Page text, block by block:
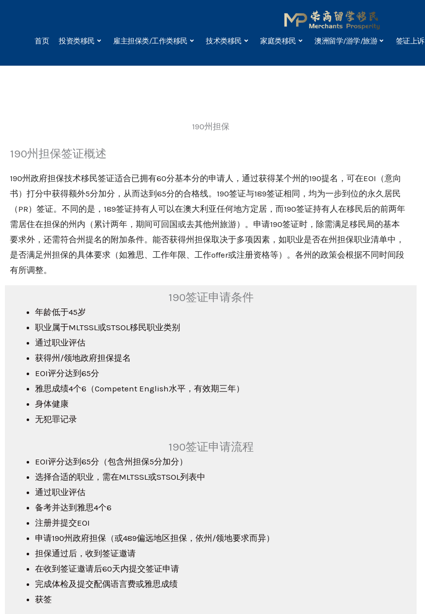
首页 投资类移民 雇主担保类/工作类移民 技术类移民 家庭类移民 澳洲留学/游学/旅游 签证上诉
190州担保
190州担保签证概述
190州政府担保技术移民签证适合已拥有60分基本分的申请人，通过获得某个州的190提名，可在EOI（意向
书）打分中获得额外5分加分，从而达到65分的合格线。190签证与189签证相同，均为一步到位的永久居民
（PR）签证。不同的是，189签证持有人可以在澳大利亚任何地方定居，而190签证持有人在移民后的前两年
需居住在担保的州内（累计两年，期间可回国或去其他州旅游）。申请190签证时，除需满足移民局的基本
要求外，还需符合州提名的附加条件。能否获得州担保取决于多项因素，如职业是否在州担保职业清单中，
是否满足州担保的具体要求（如雅思、工作年限、工作offer或注册资格等）。各州的政策会根据不同时间段
有所调整。
190签证申请条件
年龄低于45岁
职业属于MLTSSL或STSOL移民职业类别
通过职业评估
获得州/领地政府担保提名
EOI评分达到65分
雅思成绩4个6（Competent English水平，有效期三年）
身体健康
无犯罪记录
190签证申请流程
EOI评分达到65分（包含州担保5分加分）
选择合适的职业，需在MLTSSL或STSOL列表中
通过职业评估
备考并达到雅思4个6
注册并提交EOI
申请190州政府担保（或489偏远地区担保，依州/领地要求而异）
担保通过后，收到签证邀请
在收到签证邀请后60天内提交签证申请
完成体检及提交配偶语言费或雅思成绩
获签